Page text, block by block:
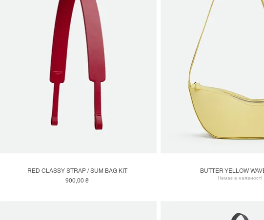
Швидкий перегляд
RED CLASSY STRAP / SUM BAG KIT
Ціна
900,00 ₴
Швидкий
BUTTER YELLOW
Немає в наявності